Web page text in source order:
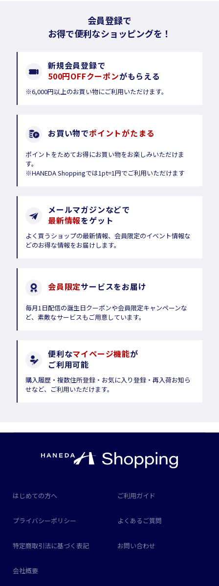
会員登録で
お得で便利なショッピングを！
新規会員登録で
500円OFFクーポンがもらえる
※6,000円以上のお買い物にご利用いただけます。
お買い物でポイントがたまる
ポイントをためてお得にお買い物をお楽しみいただけま
す。
※HANEDA Shoppingでは1pt=1円でご利用いただけます
メールマガジンなどで
最新情報をゲット
よく買うショップの最新情報、会員限定のイベント情報な
どのお得な情報をお届けします。
会員限定サービスをお届け
毎月1日配信の誕生日クーポンや会員限定キャンペーンな
ど、素敵なサービスもご用意しています。
便利なマイページ機能が
ご利用可能
購入履歴・複数住所登録・お気に入り登録・再入荷お知ら
せなど、ご利用いただけます。
はじめての方へ ご利用ガイド
プライバシーポリシー よくあるご質問
特定商取引法に基づく表記 お問い合わせ
会社概要